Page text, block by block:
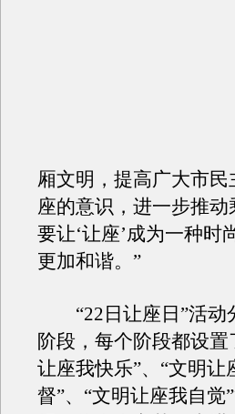
厢文明，提高广大市
座的意识，进一步推
要让‘让座’成为一种
更加和谐。”
“22日让座日”活动
阶段，每个阶段都设
让座我快乐”、“文明让
督”、“文明让座我自